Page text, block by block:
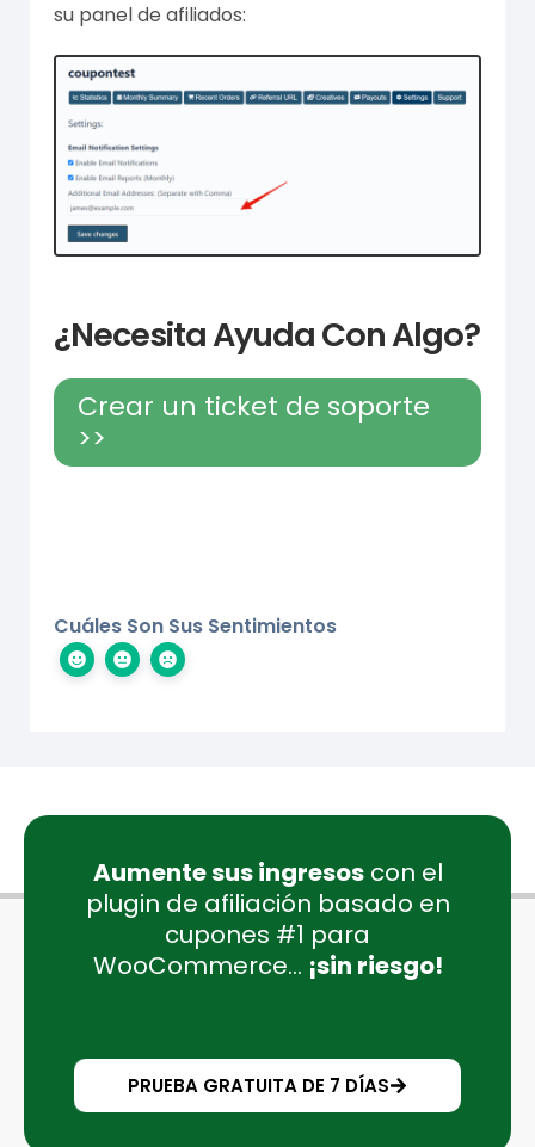
su panel de afiliados:
¿Necesita Ayuda Con Algo?
Crear un ticket de soporte
>>
Cuáles Son Sus Sentimientos
Aumente sus ingresoscon el
plugin de afiliación basado en
cupones #1 para
WooCommerce... ¡sin riesgo!
PRUEBA GRATUITA DE 7 DÍAS